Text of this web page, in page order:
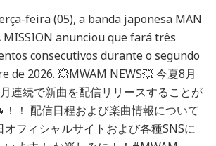
WITH
A
MISSION
três
novas
faixas
em
sequência
feira (05), a banda japonesa MAN
MISSION anunciou que fará três
consecutivos durante o segundo
de 2026. 💥MWAM NEWS💥 今夏8月
連続で新曲を配信リリースすることが
！！ 配信日程および楽曲情報について
オフィシャルサイトおよび各種SNSに